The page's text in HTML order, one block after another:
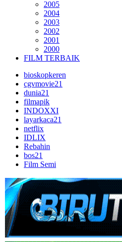
2005
2004
2003
2002
2001
2000
FILM TERBAIK
bioskopkeren
cgvmovie21
dunia21
filmapik
INDOXXI
layarkaca21
netflix
IDLIX
Rebahin
bos21
Film Semi